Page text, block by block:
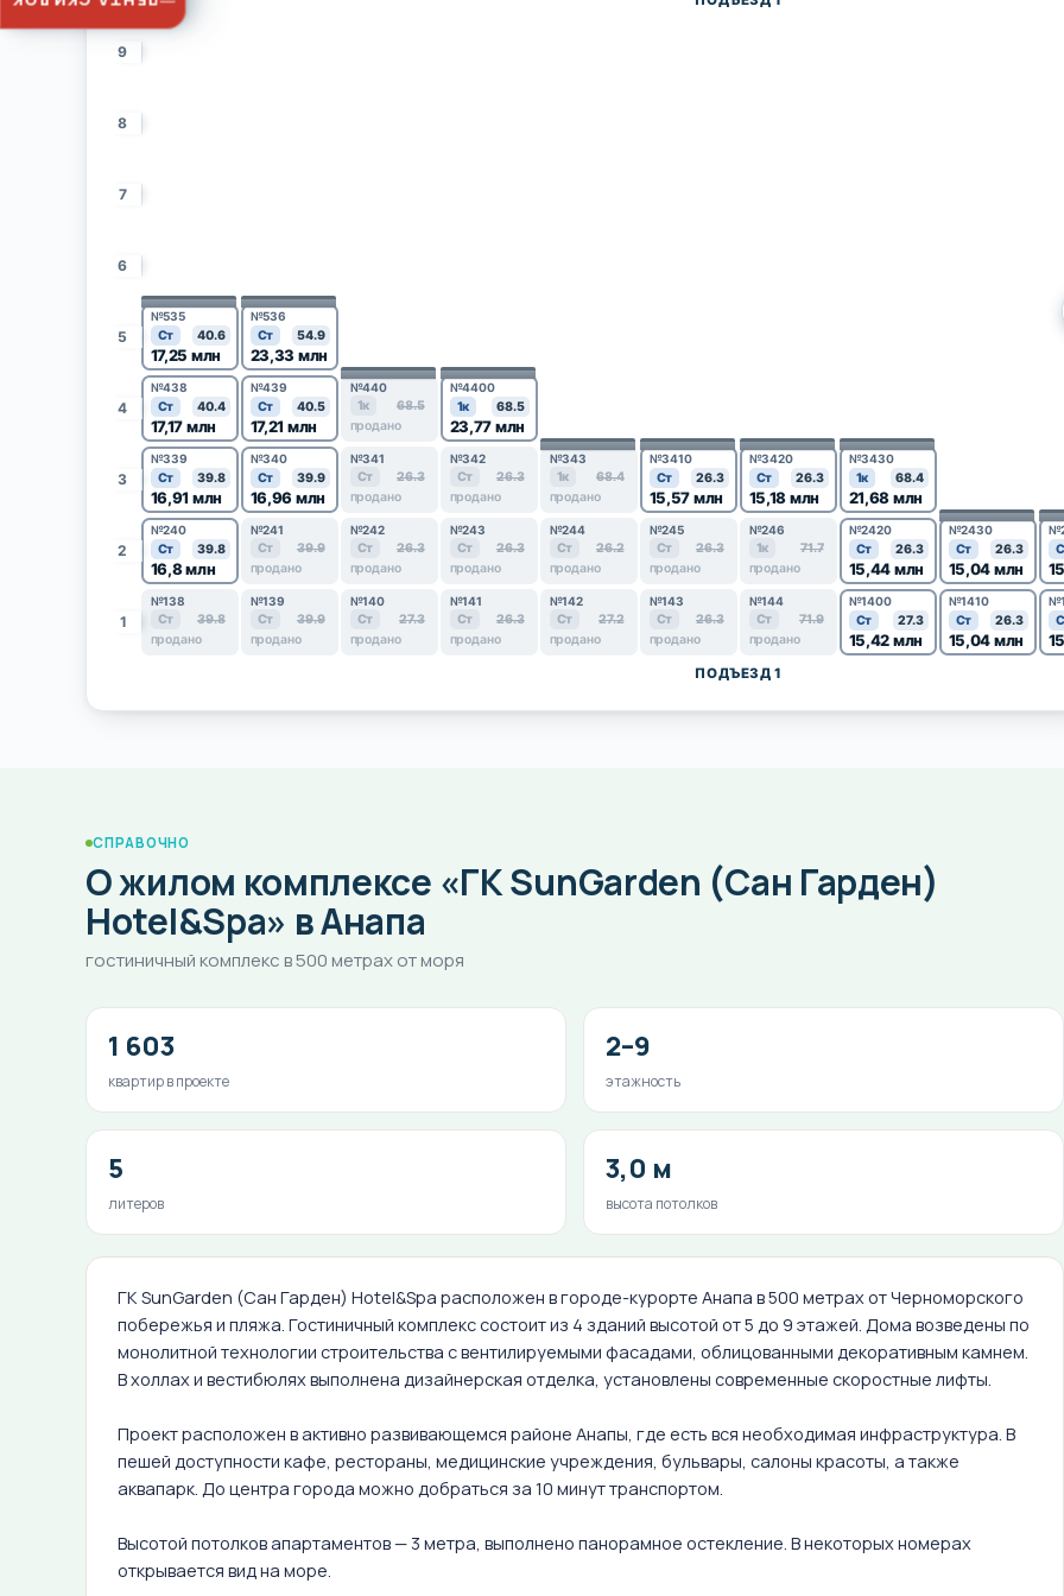
9
8
7
6
5
№535
Ст 40.6
17,25 млн
№536
Ст 54.9
23,33 млн
4
№438
Ст 40.4
17,17 млн
№439
Ст 40.5
17,21 млн
№440
1к
68.5
продано
№4400
1к 68.5
23,77 млн
3
№339
Ст 39.8
16,91 млн
№340
Ст 39.9
16,96 млн
№341
Ст
26.3
продано
№342
Ст
26.3
продано
№343
1к
68.4
продано
№3410
Ст 26.3
15,57 млн
№3420
Ст 26.3
15,18 млн
№3430
1к 68.4
21,68 млн
2
№240
Ст 39.8
16,8 млн
№241
Ст
39.9
продано
№242
Ст
26.3
продано
№243
Ст
26.3
продано
№244
Ст
26.2
продано
№245
Ст
26.3
продано
№246
1к
71.7
продано
№2420
Ст 26.3
15,44 млн
№2430
Ст 26.3
15,04 млн
1
№138
Ст
39.8
продано
№139
Ст
39.9
продано
№140
Ст
27.3
продано
№141
Ст
26.3
продано
№142
Ст
27.2
продано
№143
Ст
26.3
продано
№144
Ст
71.9
продано
№1400
Ст 27.3
15,42 млн
№1410
Ст 26.3
15,04 млн
ПОДЪЕЗД 1
СПРАВОЧНО
О жилом комплексе «ГК SunGarden (Сан Гарден)
Hotel&Spa» в Анапа
гостиничный комплекс в 500 метрах от моря
1 603
квартир в проекте
2–9
этажность
5
литеров
3,0 м
высота потолков
ГК SunGarden (Сан Гарден) Hotel&Spa расположен в городе-курорте Анапа в 500 метрах от Черноморского
побережья и пляжа. Гостиничный комплекс состоит из 4 зданий высотой от 5 до 9 этажей. Дома возведены по
монолитной технологии строительства с вентилируемыми фасадами, облицованными декоративным камнем.
В холлах и вестибюлях выполнена дизайнерская отделка, установлены современные скоростные лифты.
Проект расположен в активно развивающемся районе Анапы, где есть вся необходимая инфраструктура. В
пешей доступности кафе, рестораны, медицинские учреждения, бульвары, салоны красоты, а также
аквапарк. До центра города можно добраться за 10 минут транспортом.
Высотой потолков апартаментов — 3 метра, выполнено панорамное остекление. В некоторых номерах
открывается вид на море.